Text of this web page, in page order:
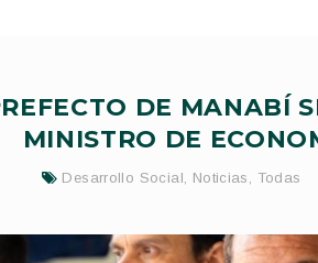
DE MANABÍ
MINISTRO DE
Desarrollo Social, Noticias , Todas